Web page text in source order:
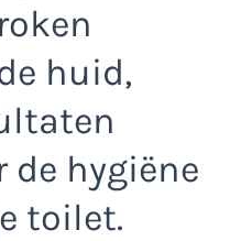
huid,
de hygiëne
toilet.